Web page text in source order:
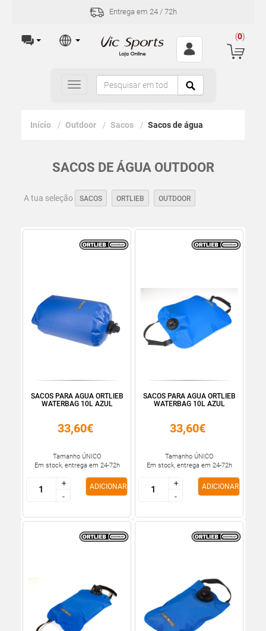
Entrega em 24 / 72h
(0)
Toggle
navigation
Início Outdoor Sacos Sacos de água
SACOS DE ÁGUA OUTDOOR
A tua seleção SACOS ORTLIEB OUTDOOR
SACOS PARA AGUA ORTLIEB
WATERBAG 10L AZUL
33,60€
Tamanho ÚNICO
Em stock, entrega em 24-72h
+
-
+
-
ADICIONAR
SACOS PARA AGUA ORTLIEB
WATERBAG 10L AZUL
33,60€
Tamanho ÚNICO
Em stock, entrega em 24-72h
+
-
+
-
ADICIONAR